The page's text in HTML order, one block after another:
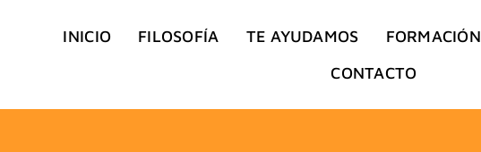
INICIO FILOSOFÍA TE AYUDAMOS FORMACIÓN
CONTACTO